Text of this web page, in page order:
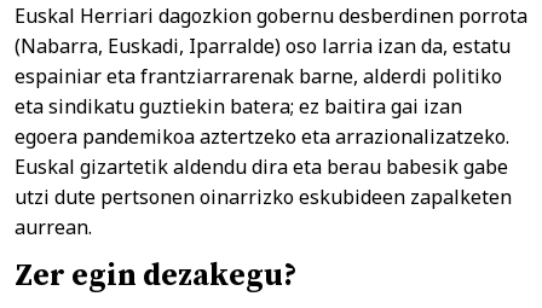
Euskal Herriari dagozkion gobernu desberdinen porrota
(Nabarra, Euskadi, Iparralde) oso larria izan da, estatu
espainiar eta frantziarrarenak barne, alderdi politiko
eta sindikatu guztiekin batera; ez baitira gai izan
egoera pandemikoa aztertzeko eta arrazionalizatzeko.
Euskal gizartetik aldendu dira eta berau babesik gabe
utzi dute pertsonen oinarrizko eskubideen zapalketen
aurrean.
Zer egin dezakegu?